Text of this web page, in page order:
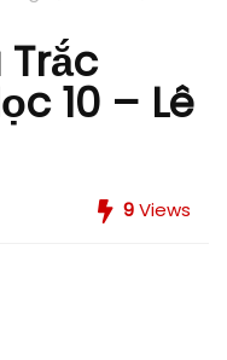
Trắc
10 – Lê
9Views